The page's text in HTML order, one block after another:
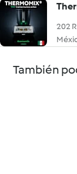
202
También